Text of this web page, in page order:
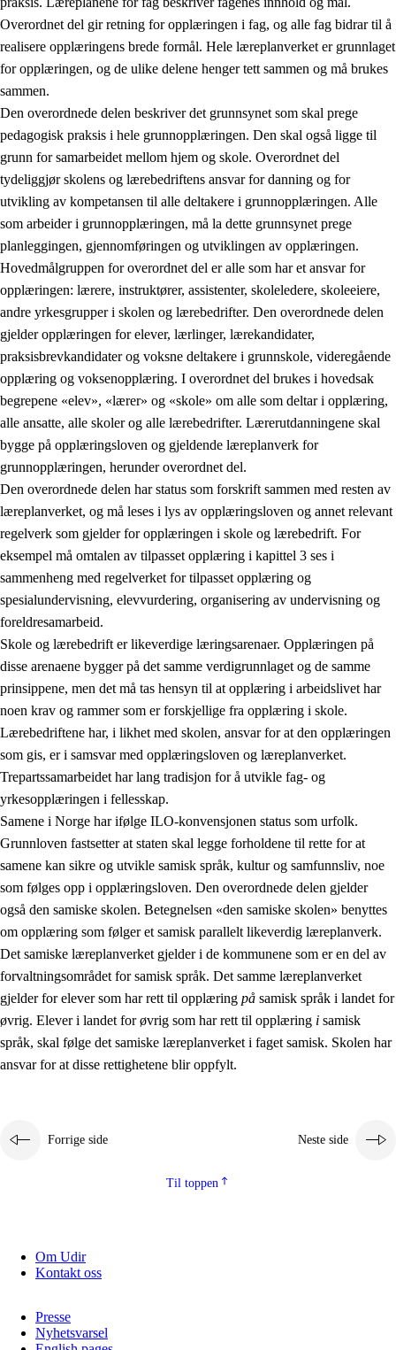
Overordnet del gir retning for opplæringen i fag, og alle fag bidrar til å
realisere opplæringens brede formål. Hele læreplanverket er grunnlaget
for opplæringen, og de ulike delene henger tett sammen og må brukes
sammen.
Den overordnede delen beskriver det grunnsynet som skal prege
pedagogisk praksis i hele grunnopplæringen. Den skal også ligge til
grunn for samarbeidet mellom hjem og skole. Overordnet del
tydeliggjør skolens og lærebedriftens ansvar for danning og for
utvikling av kompetansen til alle deltakere i grunnopplæringen. Alle
som arbeider i grunnopplæringen, må la dette grunnsynet prege
planleggingen, gjennomføringen og utviklingen av opplæringen.
Hovedmålgruppen for overordnet del er alle som har et ansvar for
opplæringen: lærere, instruktører, assistenter, skoleledere, skoleeiere,
andre yrkesgrupper i skolen og lærebedrifter. Den overordnede delen
gjelder opplæringen for elever, lærlinger, lærekandidater,
praksisbrevkandidater og voksne deltakere i grunnskole, videregående
opplæring og voksenopplæring. I overordnet del brukes i hovedsak
begrepene «elev», «lærer» og «skole» om alle som deltar i opplæring,
alle ansatte, alle skoler og alle lærebedrifter. Lærerutdanningene skal
bygge på opplæringsloven og gjeldende læreplanverk for
grunnopplæringen, herunder overordnet del.
Den overordnede delen har status som forskrift sammen med resten av
læreplanverket, og må leses i lys av opplæringsloven og annet relevant
regelverk som gjelder for opplæringen i skole og lærebedrift. For
eksempel må omtalen av tilpasset opplæring i kapittel 3 ses i
sammenheng med regelverket for tilpasset opplæring og
spesialundervisning, elevvurdering, organisering av undervisning og
foreldresamarbeid.
Skole og lærebedrift er likeverdige læringsarenaer. Opplæringen på
disse arenaene bygger på det samme verdigrunnlaget og de samme
prinsippene, men det må tas hensyn til at opplæring i arbeidslivet har
noen krav og rammer som er forskjellige fra opplæring i skole.
Lærebedriftene har, i likhet med skolen, ansvar for at den opplæringen
som gis, er i samsvar med opplæringsloven og læreplanverket.
Trepartssamarbeidet har lang tradisjon for å utvikle fag- og
yrkesopplæringen i fellesskap.
Samene i Norge har ifølge ILO-konvensjonen status som urfolk.
Grunnloven fastsetter at staten skal legge forholdene til rette for at
samene kan sikre og utvikle samisk språk, kultur og samfunnsliv, noe
som følges opp i opplæringsloven. Den overordnede delen gjelder
også den samiske skolen. Betegnelsen «den samiske skolen» benyttes
om opplæring som følger et samisk parallelt likeverdig læreplanverk.
Det samiske læreplanverket gjelder i de kommunene som er en del av
forvaltningsområdet for samisk språk. Det samme læreplanverket
gjelder for elever som har rett til opplæring på samisk språk i landet for
øvrig. Elever i landet for øvrig som har rett til opplæring i samisk
språk, skal følge det samiske læreplanverket i faget samisk. Skolen har
ansvar for at disse rettighetene blir oppfylt.
Forrige side Neste side
Til toppen
Om Udir
Kontakt oss
Presse
Nyhetsvarsel